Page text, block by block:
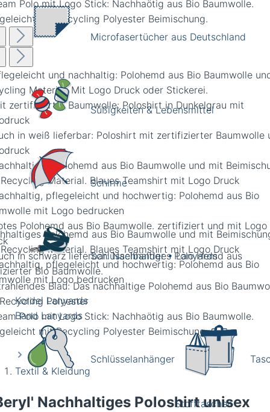
Microfasertücher aus Deutschland
Süßigkeiten & Lebensmittel
Schirme
Schlüsselbänder • Lanyards
Kordel Lanyards
Band Lanyards
Schlüsselanhänger
Stofftaschen
Polohemd aus Bio Baumwolle und mit
Material. Blaues Teamshirt mit Logo Druck
Textil & Kleidung
Nachhaltiges Poloshirt unisex